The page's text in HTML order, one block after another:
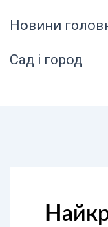
Новини
Сад і город